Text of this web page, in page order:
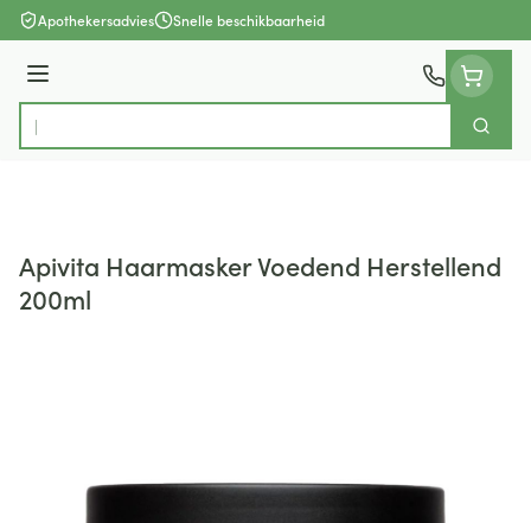
Ga naar de inhoud
Apothekersadvies Snelle beschikbaarheid
Menu
Product, merk, categorie...
Zoek
Apivita Haarmasker Voedend Herstellend
200ml